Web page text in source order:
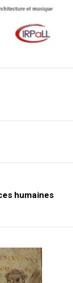
humaines